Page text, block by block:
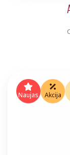
Naujas Akcija